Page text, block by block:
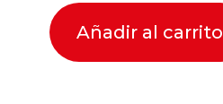
Añadir al carrito